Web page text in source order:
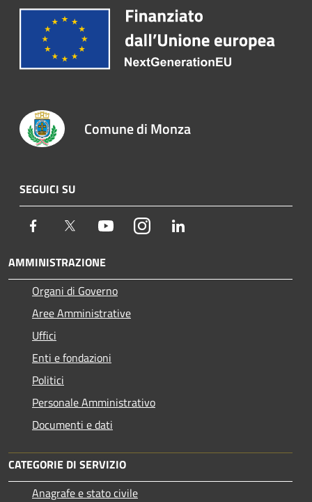
Comune di Monza
SEGUICI SU
Facebook Twitter YoutubeInstagram
AMMINISTRAZIONE
Organi di Governo
Aree Amministrative
Uffici
Enti e fondazioni
Politici
Personale Amministrativo
Documenti e dati
CATEGORIE DI SERVIZIO
Anagrafe e stato civile